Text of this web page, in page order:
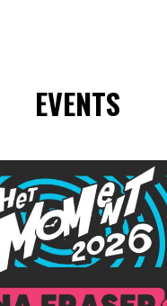
EVENTS